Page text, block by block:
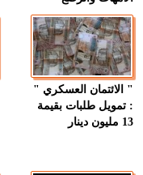
" الائتمان العسكري "
: تمويل طلبات بقيمة
13 مليون دينار